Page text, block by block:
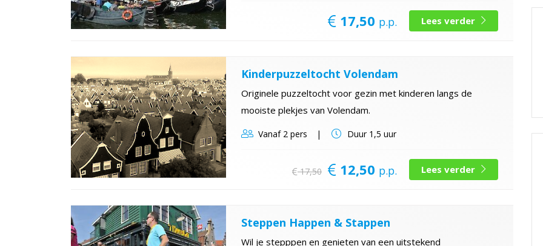
17,50 p.p. Lees verder
Kinderpuzzeltocht Volendam
Originele puzzeltocht voor gezin met kinderen langs de
mooiste plekjes van Volendam.
Vanaf2 pers Duur1,5 uur
17,50 12,50 p.p. Lees verder
Steppen Happen & Stappen
Wil je stepppen en genieten van een uitstekend